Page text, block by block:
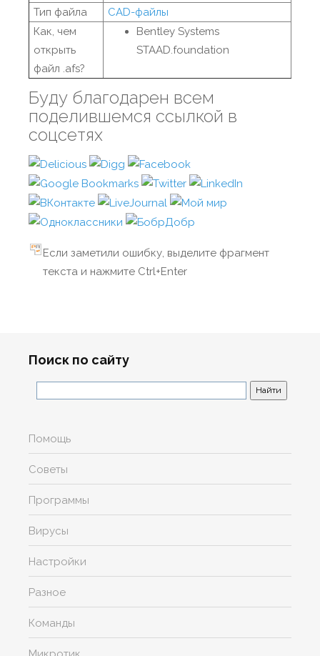
Тип файла
CAD-файлы
Как, чем
открыть
файл .afs?
Bentley Systems
STAAD.foundation
Буду благодарен всем
поделившемся ссылкой в
соцсетях
Если заметили ошибку, выделите фрагмент
текста и нажмите Ctrl+Enter
Поиск по сайту
Помощь
Советы
Программы
Вирусы
Настройки
Разное
Команды